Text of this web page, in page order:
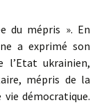
du mépris ». En
a exprimé son
l’Etat ukrainien,
mépris de la
démocratique.